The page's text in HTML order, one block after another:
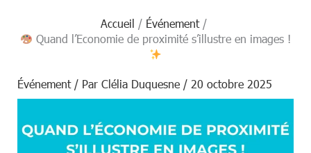
Accueil
Événement
Quand l’Economie de proximité s’illustre en images !
Événement/ Par Clélia Duquesne / 20 octobre 2025